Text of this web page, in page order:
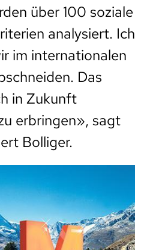
über 100 soziale
analysiert. Ich
im internationalen
Das
in Zukunft
erbringen», sagt
Bolliger.